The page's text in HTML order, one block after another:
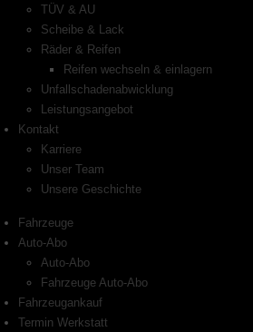
TÜV & AU
Scheibe & Lack
Räder & Reifen
Reifen wechseln & einlagern
Unfallschadenabwicklung
Leistungsangebot
Kontakt
Karriere
Unser Team
Unsere Geschichte
Fahrzeuge
Auto-Abo
Auto-Abo
Fahrzeuge Auto-Abo
Fahrzeugankauf
Termin Werkstatt